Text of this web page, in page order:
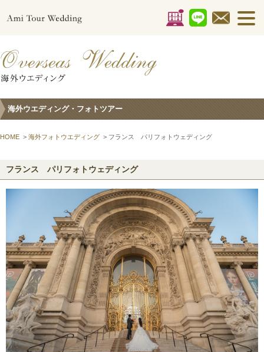
海外ウエディング・フォトツアー
HOME > 海外フォトウエディング > フランス パリフォトウェディング
フランス パリフォトウェディング